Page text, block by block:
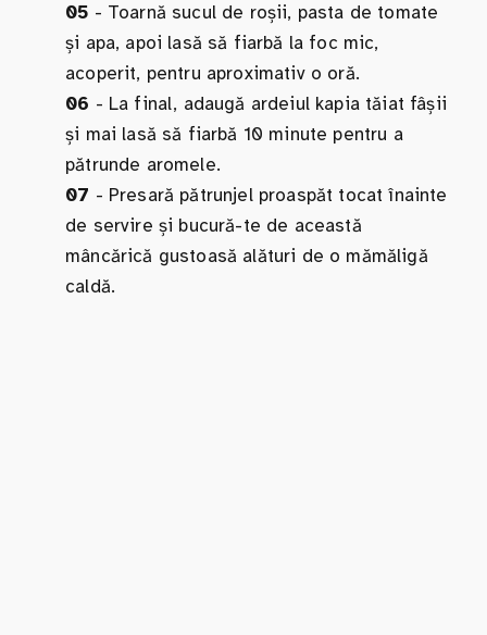
05 - Toarnă sucul de roșii, pasta de tomate
și apa, apoi lasă să fiarbă la foc mic,
acoperit, pentru aproximativ o oră.
06 - La final, adaugă ardeiul kapia tăiat fâșii
și mai lasă să fiarbă 10 minute pentru a
pătrunde aromele.
07 - Presară pătrunjel proaspăt tocat înainte
de servire și bucură-te de această
mâncărică gustoasă alături de o mămăligă
caldă.